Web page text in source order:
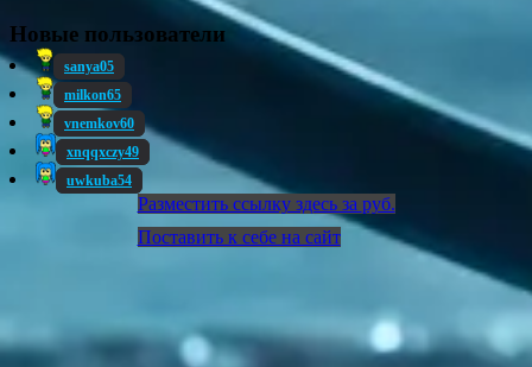
Новые пользователи
sanya05
milkon65
vnemkov60
xnqqxczy49
uwkuba54
Разместить ссылку здесь за руб.
Поставить к себе на сайт